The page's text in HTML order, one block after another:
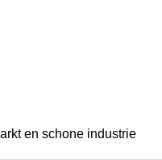
en schone industrie